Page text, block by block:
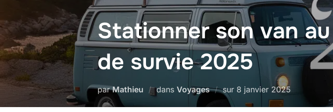
Stationner son van
de survie 2025
parMathieu dans Voyages sur 8 janvier 2025